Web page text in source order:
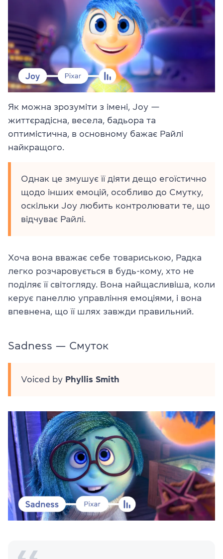
Як можна зрозуміти з імені, Joy —
життєрадісна, весела, бадьора та
оптимістична, в основному бажає Райлі
найкращого.
Однак це змушує її діяти дещо егоїстично
щодо інших емоцій, особливо до Смутку,
оскільки Joy любить контролювати те, що
відчуває Райлі.
Хоча вона вважає себе товариською, Радка
легко розчаровується в будь-кому, хто не
поділяє її світогляду. Вона найщасливіша, коли
керує панеллю управління емоціями, і вона
впевнена, що її шлях завжди правильний.
Sadness — Смуток
Voiced by Phyllis Smith